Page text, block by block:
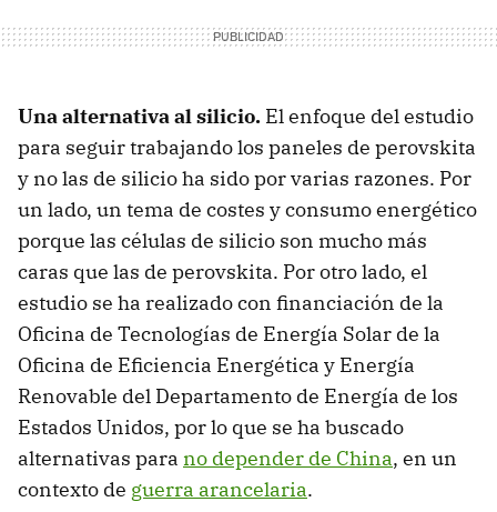
Una alternativa al silicio. El enfoque del estudio
para seguir trabajando los paneles de perovskita
y no las de silicio ha sido por varias razones. Por
un lado, un tema de costes y consumo energético
porque las células de silicio son mucho más
caras que las de perovskita. Por otro lado, el
estudio se ha realizado con financiación de la
Oficina de Tecnologías de Energía Solar de la
Oficina de Eficiencia Energética y Energía
Renovable del Departamento de Energía de los
Estados Unidos, por lo que se ha buscado
alternativas para no depender de China, en un
contexto de guerra arancelaria.